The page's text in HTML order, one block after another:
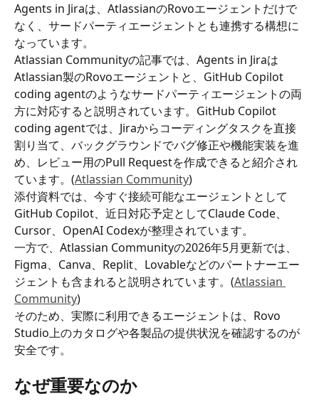
Agents in Jiraは、AtlassianのRovoエージェントだけで
なく、サードパーティエージェントとも連携する構想に
なっています。
Atlassian Communityの記事では、Agents in Jiraは
Atlassian製のRovoエージェントと、GitHub Copilot
coding agentのようなサードパーティエージェントの両
方に対応すると説明されています。GitHub Copilot
coding agentでは、Jiraからコーディングタスクを直接
割り当て、バックグラウンドでバグ修正や機能実装を進
め、レビュー用のPull Requestを作成できると紹介され
ています。(Atlassian Community)
添付資料では、今すぐ接続可能なエージェントとして
GitHub Copilot、近日対応予定としてClaude Code、
Cursor、OpenAI Codexが整理されています。
一方で、Atlassian Communityの2026年5月更新では、
Figma、Canva、Replit、Lovableなどのパートナーエー
ジェントも含まれると説明されています。(Atlassian
Community)
そのため、実際に利用できるエージェントは、Rovo
Studio上のカタログや各製品の提供状況を確認するのが
安全です。
なぜ重要なのか